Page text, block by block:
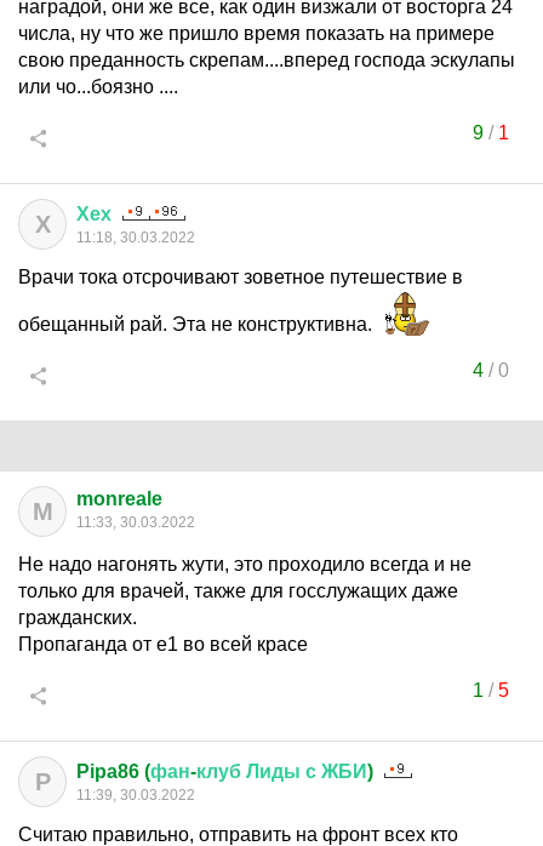
наградой, они же все, как один визжали от восторга 24
числа, ну что же пришло время показать на примере
свою преданность скрепам....вперед господа эскулапы
или чо...боязно ....
9/ 1
Х Хех
11:18, 30.03.2022
Врачи тока отсрочивают зоветное путешествие в
обещанный рай. Эта не конструктивна.
4/0
M monreale
11:33, 30.03.2022
Не надо нагонять жути, это проходило всегда и не
только для врачей, также для госслужащих даже
гражданских.
Пропаганда от е1 во всей красе
1 /5
P Pipa86 (фан-клуб Лиды с ЖБИ)
11:39, 30.03.2022
Считаю правильно, отправить на фронт всех кто